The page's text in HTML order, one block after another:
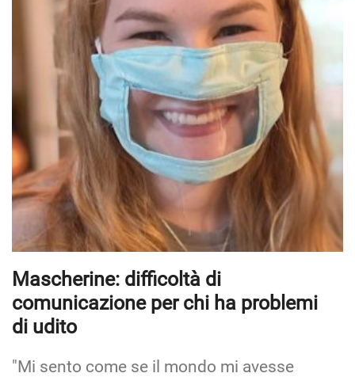
Mascherine: difficoltà di
comunicazione per chi ha problemi
di udito
"Mi sento come se il mondo mi avesse